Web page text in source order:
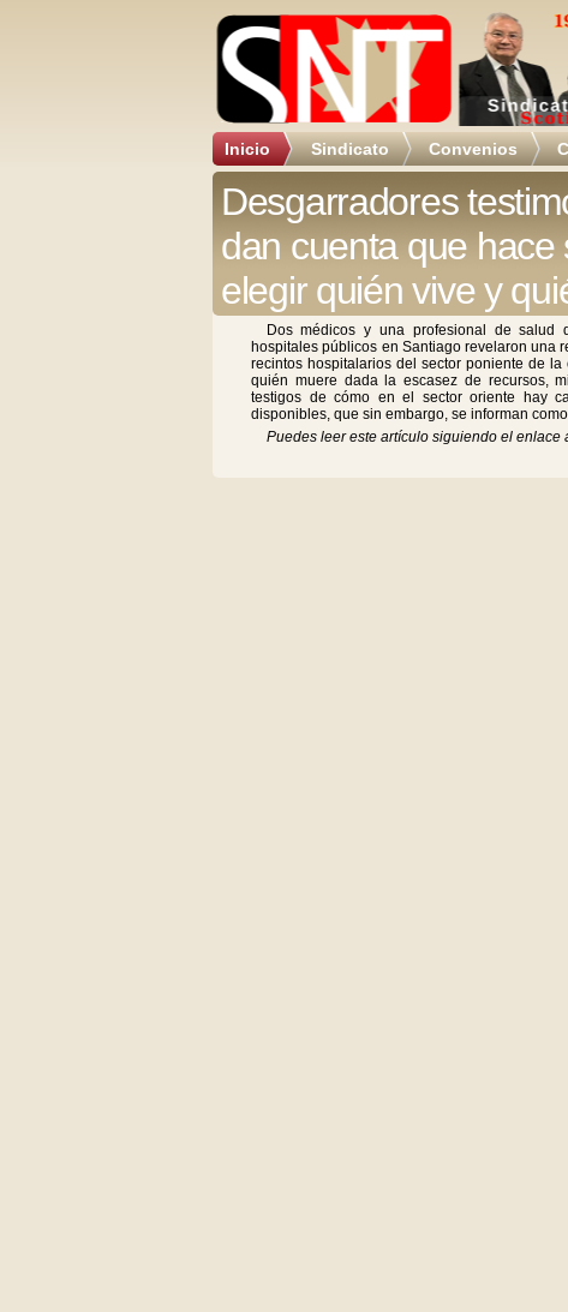
Inicio Sindicato Convenios
Desgarradores
dan cuenta que
elegir quién vive y
Dos médicos y una profesional de salud
hospitales públicos en Santiago revelaron una
recintos hospitalarios del sector poniente de
quién muere dada la escasez de recursos,
testigos de cómo en el sector oriente hay
disponibles, que sin embargo, se informan
Puedes leer este artículo siguiendo el enlace